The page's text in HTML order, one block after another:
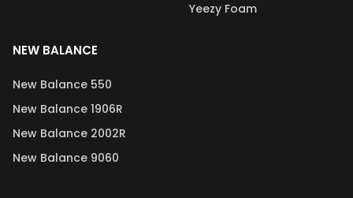
Yeezy Foam
NEW BALANCE
New Balance 550
New Balance 1906R
New Balance 2002R
New Balance 9060